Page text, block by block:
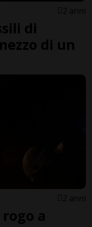
2 anni
di
di un
2 anni
a